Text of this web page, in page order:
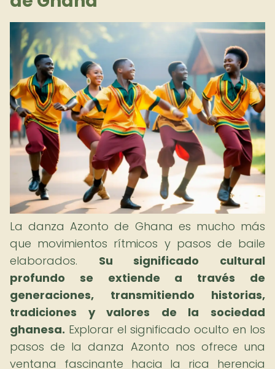
La danza Azonto de Ghana es mucho más
que movimientos rítmicos y pasos de baile
elaborados. Su significado cultural
profundo se extiende a través de
generaciones, transmitiendo historias,
tradiciones y valores de la sociedad
ghanesa. Explorar el significado oculto en los
pasos de la danza Azonto nos ofrece una
ventana fascinante hacia la rica herencia